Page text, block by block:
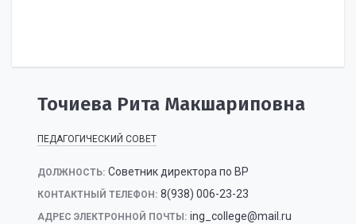
Точиева Рита Макшариповна
ПЕДАГОГИЧЕСКИЙ СОВЕТ
ДОЛЖНОСТЬ: Советник директора по ВР
КОНТАКТНЫЙ ТЕЛЕФОН: 8(938) 006-23-23
АДРЕС ЭЛЕКТРОННОЙ ПОЧТЫ: ing_college@mail.ru